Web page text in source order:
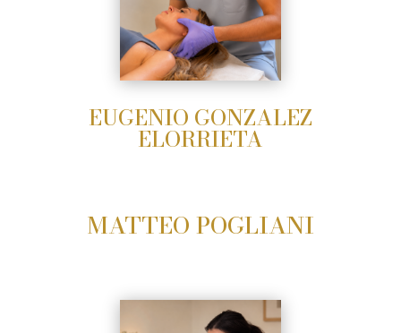
EUGENIO GONZALEZ
ELORRIETA
MATTEO POGLIANI